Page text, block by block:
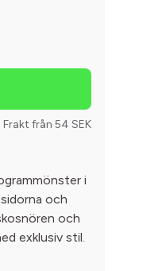
Frakt från 54 SEK
i
och
och
exklusiv stil.